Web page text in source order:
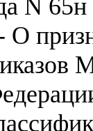
N 65н
О